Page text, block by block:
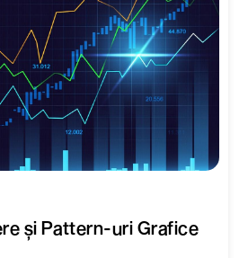
și Pattern-uri Grafice